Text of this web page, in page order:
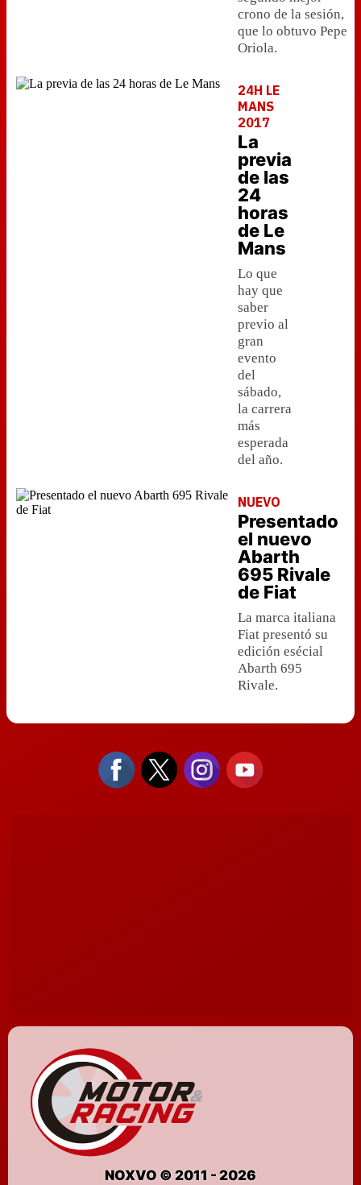
crono de la sesión,
que lo obtuvo Pepe
Oriola.
24H LE
MANS
2017
La
previa
de las
24
horas
de Le
Mans
Lo que
hay que
saber
previo al
gran
evento
del
sábado,
la carrera
más
esperada
del año.
NUEVO
Presentado
el nuevo
Abarth
695 Rivale
de Fiat
La marca italiana
Fiat presentó su
edición esécial
Abarth 695
Rivale.
NOXVO © 2011 - 2026